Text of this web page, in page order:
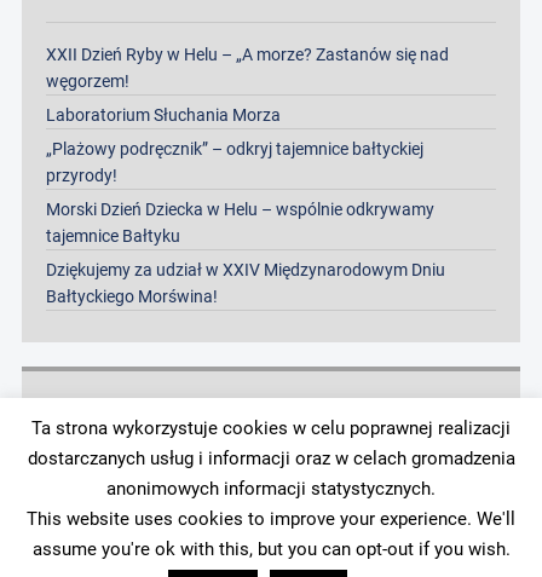
XXII Dzień Ryby w Helu – „A morze? Zastanów się nad
węgorzem!
Laboratorium Słuchania Morza
„Plażowy podręcznik” – odkryj tajemnice bałtyckiej
przyrody!
Morski Dzień Dziecka w Helu – wspólnie odkrywamy
tajemnice Bałtyku
Dziękujemy za udział w XXIV Międzynarodowym Dniu
Bałtyckiego Morświna!
Ta strona wykorzystuje cookies w celu poprawnej realizacji
dostarczanych usług i informacji oraz w celach gromadzenia
anonimowych informacji statystycznych.
This website uses cookies to improve your experience. We'll
assume you're ok with this, but you can opt-out if you wish.